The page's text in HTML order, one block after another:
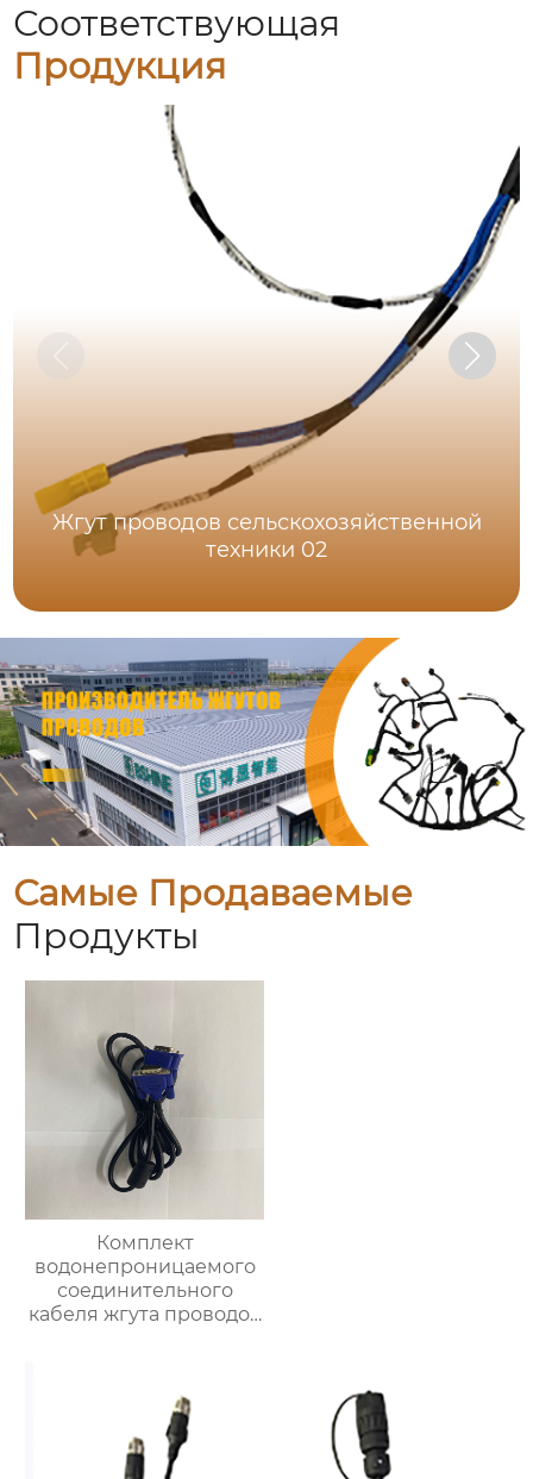
Соответствующая
Продукция
Жгут проводов сельскохозяйственной
техники 02
Самые Продаваемые
Продукты
Комплект
водонепроницаемого
соединительного
кабеля жгута проводов